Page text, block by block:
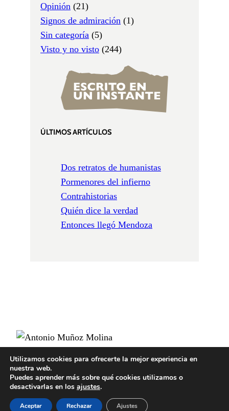
Opinión (21)
Signos de admiración (1)
Sin categoría (5)
Visto y no visto (244)
ÚLTIMOS ARTÍCULOS
Dos retratos de humanistas
Pormenores del infierno
Contrahistorias
Quién dice la verdad
Entonces llegó Mendoza
POLÍTICA DE COOKIES
AVISO LEGAL
Utilizamos cookies para ofrecerte la mejor experiencia en
nuestra web.
Puedes aprender más sobre qué cookies utilizamos o
desactivarlas en los ajustes.
Aceptar Rechazar Ajustes